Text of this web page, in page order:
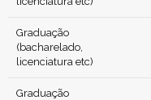
Graduação
(bacharelado,
licenciatura etc)
Graduação